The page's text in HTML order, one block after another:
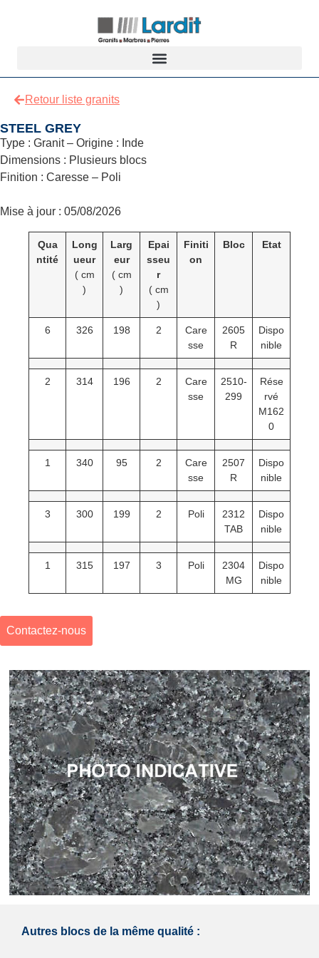
Retour liste granits
STEEL GREY
Type : Granit – Origine : Inde
Dimensions : Plusieurs blocs
Finition : Caresse – Poli
Mise à jour : 05/08/2026
Qua
ntité
Long
ueur
( cm
)
Larg
eur
( cm
)
Epai
sseu
r
( cm
)
Finiti
on
Bloc Etat
6 326 198 2
Care
sse
2605
R
Dispo
nible
2 314 196 2
Care
sse
2510-
299
Rése
rvé
M162
0
1 340 95 2
Care
sse
2507
R
Dispo
nible
3 300 199 2 Poli
2312
TAB
Dispo
nible
1 315 197 3 Poli
2304
MG
Dispo
nible
Contactez-nous
Autres blocs de la même qualité :